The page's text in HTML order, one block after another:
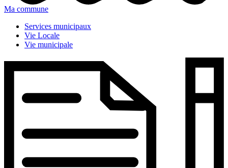
Ma commune
Services municipaux
Vie Locale
Vie municipale